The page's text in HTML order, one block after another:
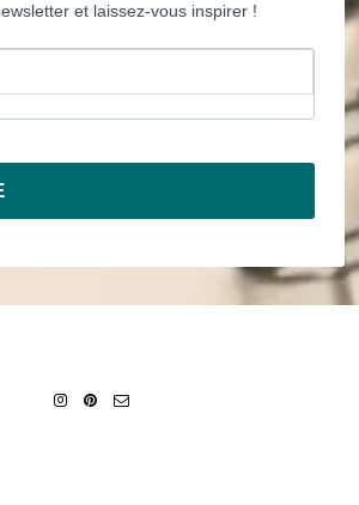
et laissez-vous inspirer !